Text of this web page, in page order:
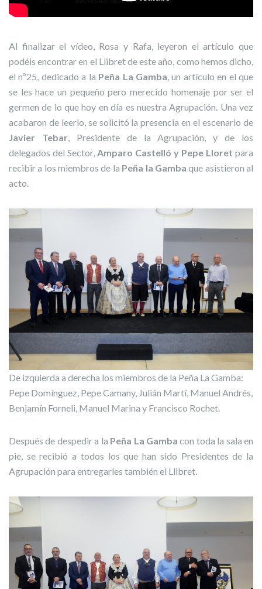
Al finalizar el vídeo, Rosa y Rafa, leyeron el artículo que
podéis encontrar en el Llibret de este año, como hemos dicho,
el nº25, dedicado a la Peña La Gamba, un artículo en el que
se les hace un pequeño pero merecido homenaje por ser el
germen de lo que hoy en día es nuestra Agrupación. Una vez
acabaron de leerlo, se solicitó la presencia en el escenario de
Javier Tebar, Presidente de la Agrupación, y de los
delegados del Sector, Amparo Castelló y Pepe Lloret para
recibir a los miembros de la Peña la Gamba que asistieron al
acto.
De izquierda a derecha los miembros de la Peña La Gamba:
Pepe Domínguez, Pepe Camany, Julián Martí, Manuel Andrés,
Benjamín Forneli, Manuel Marina y Francisco Rochet.
Después de despedir a la Peña La Gamba con toda la sala en
pie, se recibió a todos los que han sido Presidentes de la
Agrupación para entregarles también el Llibret.